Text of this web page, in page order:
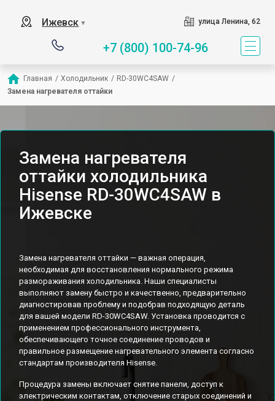
Ижевск ▼ улица Ленина, 62
+7 (800) 100-74-96
Главная / Холодильник / RD-30WC4SAW /
Замена нагревателя оттайки
Замена нагревателя
оттайки холодильника
Hisense RD-30WC4SAW в
Ижевске
Замена нагревателя оттайки — важная операция,
необходимая для восстановления нормального режима
размораживания холодильника. Наши специалисты
выполняют замену быстро и качественно, предварительно
диагностировав проблему и подобрав подходящую деталь
для вашей модели RD-30WC4SAW. Установка проводится с
применением профессионального инструмента,
обеспечивающего точное соединение проводов и
правильное размещение нагревательного элемента согласно
стандартам производителя Hisense.
Процедура замены включает снятие панели, доступ к
электрическим контактам, отключение старых соединений и